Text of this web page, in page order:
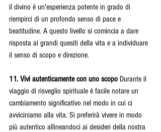
il divino è un'esperienza potente in grado di
riempirci di un profondo senso di pace e
beatitudine. A questo livello si comincia a dare
risposta ai grandi quesiti della vita e a individuare
il senso di scopo e direzione.
11. Vivi autenticamente con uno scopo Durante il
viaggio di risveglio spirituale è facile notare un
cambiamento significativo nel modo in cui ci
avviciniamo alla vita. Si preferirà vivere in modo
più autentico allineandoci ai desideri della nostra